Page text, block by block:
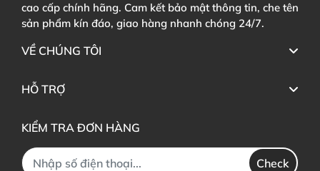
cao cấp chính hãng. Cam kết bảo mật thông tin, che tên
sản phẩm kín đáo, giao hàng nhanh chóng 24/7.
VỀ CHÚNG TÔI
HỖ TRỢ
KIỂM TRA ĐƠN HÀNG
Check